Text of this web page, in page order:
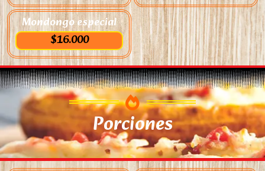
Mondongo especial
$16.000
Porciones